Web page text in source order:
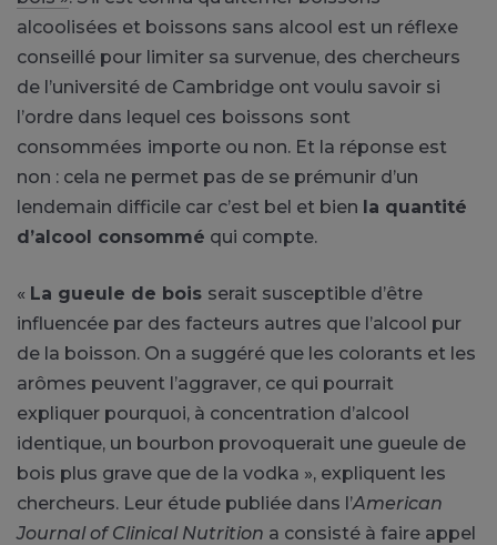
alcoolisées et boissons sans alcool est un réflexe
conseillé pour limiter sa survenue, des chercheurs
de l’université de Cambridge ont voulu savoir si
l’ordre dans lequel ces boissons sont
consommées importe ou non. Et la réponse est
non : cela ne permet pas de se prémunir d’un
lendemain difficile car c’est bel et bien la quantité
d’alcool consommé qui compte.
« La gueule de bois serait susceptible d’être
influencée par des facteurs autres que l’alcool pur
de la boisson. On a suggéré que les colorants et les
arômes peuvent l’aggraver, ce qui pourrait
expliquer pourquoi, à concentration d’alcool
identique, un bourbon provoquerait une gueule de
bois plus grave que de la vodka », expliquent les
chercheurs. Leur étude publiée dans l’American
Journal of Clinical Nutrition a consisté à faire appel